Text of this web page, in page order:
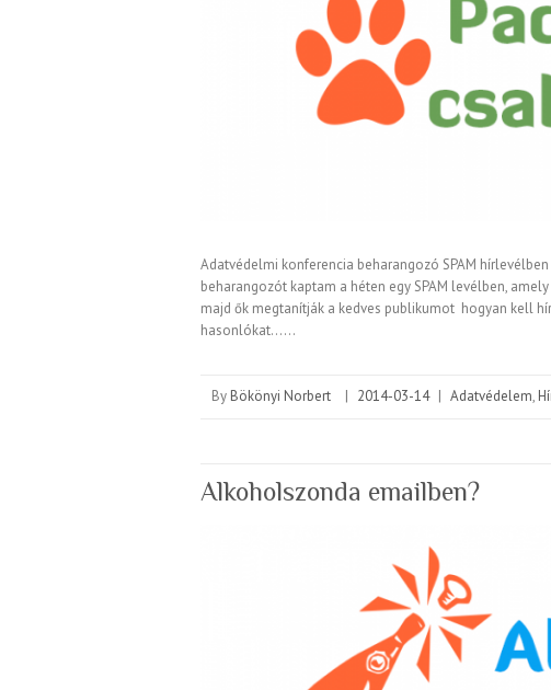
Adatvédelmi konferencia beharangozó SPAM
beharangozót kaptam a héten egy SPAM levélben,
majd ők megtanítják a kedves publikumot hogyan kell
hasonlókat……
By Bökönyi Norbert | 2014-03-14 | Adatvédelem,
Alkoholszonda emailben?